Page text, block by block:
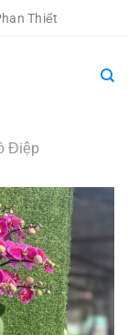
Thiết
Điệp